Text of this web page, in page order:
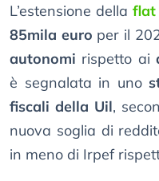
L’estensione della flat
85mila euro per il
autonomi rispetto ai
è segnalata in uno
fiscali della Uil,
nuova soglia di
in meno di Irpef